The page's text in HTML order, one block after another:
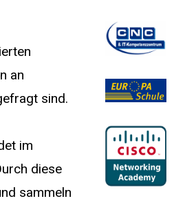
an
sind.
im
diese
sammeln